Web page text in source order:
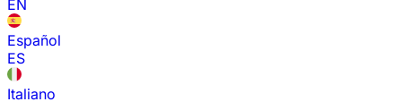
EN
Español
ES
Italiano